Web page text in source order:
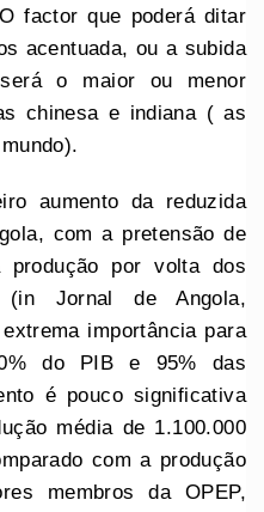
factor que poderá ditar
acentuada, ou a subida
o maior ou menor
chinesa e indiana ( as
aumento da reduzida
com a pretensão de
por volta dos
(in Jornal de Angola,
importância para
do PIB e 95% das
é pouco significativa
média de 1.100.000
com a produção
membros da OPEP,